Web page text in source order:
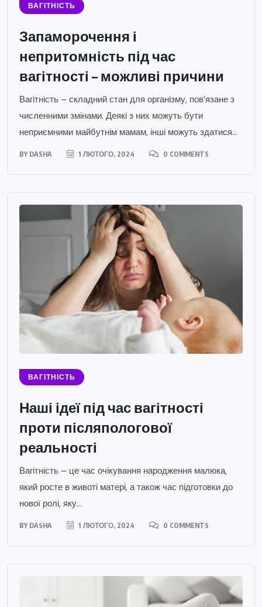
ВАГІТНІСТЬ
Запаморочення і
непритомність під час
вагітності – можливі причини
Вагітність – складний стан для організму, пов’язане з
численними змінами. Деякі з них можуть бути
неприємними майбутнім мамам, інші можуть здатися...
BY DASHA 1 ЛЮТОГО, 2024 0 COMMENTS
ВАГІТНІСТЬ
Наші ідеї під час вагітності
проти післяпологової
реальності
Вагітність – це час очікування народження малюка,
який росте в животі матері, а також час підготовки до
нової ролі, яку...
BY DASHA 1 ЛЮТОГО, 2024 0 COMMENTS